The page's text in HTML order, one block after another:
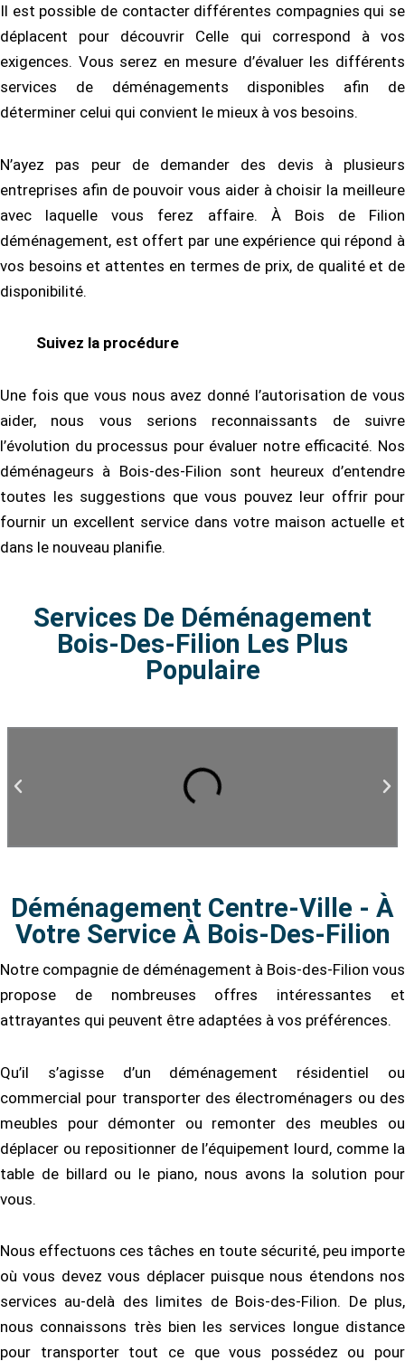
Il est possible de contacter différentes compagnies qui se
déplacent pour découvrir Celle qui correspond à vos
exigences. Vous serez en mesure d’évaluer les différents
services de déménagements disponibles afin de
déterminer celui qui convient le mieux à vos besoins.
N’ayez pas peur de demander des devis à plusieurs
entreprises afin de pouvoir vous aider à choisir la meilleure
avec laquelle vous ferez affaire. À Bois de Filion
déménagement, est offert par une expérience qui répond à
vos besoins et attentes en termes de prix, de qualité et de
disponibilité.
Suivez la procédure
Une fois que vous nous avez donné l’autorisation de vous
aider, nous vous serions reconnaissants de suivre
l’évolution du processus pour évaluer notre efficacité. Nos
déménageurs à Bois-des-Filion sont heureux d’entendre
toutes les suggestions que vous pouvez leur offrir pour
fournir un excellent service dans votre maison actuelle et
dans le nouveau planifie.
Services De Déménagement
Bois-Des-Filion Les Plus
Populaire
Déménagement Centre-Ville - À
Votre Service À Bois-Des-Filion
Notre compagnie de déménagement à Bois-des-Filion vous
propose de nombreuses offres intéressantes et
attrayantes qui peuvent être adaptées à vos préférences.
Qu’il s’agisse d’un déménagement résidentiel ou
commercial pour transporter des électroménagers ou des
meubles pour démonter ou remonter des meubles ou
déplacer ou repositionner de l’équipement lourd, comme la
table de billard ou le piano, nous avons la solution pour
vous.
Nous effectuons ces tâches en toute sécurité, peu importe
où vous devez vous déplacer puisque nous étendons nos
services au-delà des limites de Bois-des-Filion. De plus,
nous connaissons très bien les services longue distance
pour transporter tout ce que vous possédez ou pour